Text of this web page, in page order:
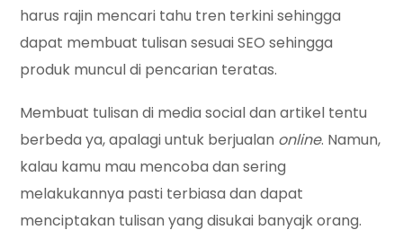
harus rajin mencari tahu tren terkini sehingga
dapat membuat tulisan sesuai SEO sehingga
produk muncul di pencarian teratas.
Membuat tulisan di media social dan artikel tentu
berbeda ya, apalagi untuk berjualan online. Namun,
kalau kamu mau mencoba dan sering
melakukannya pasti terbiasa dan dapat
menciptakan tulisan yang disukai banyajk orang.